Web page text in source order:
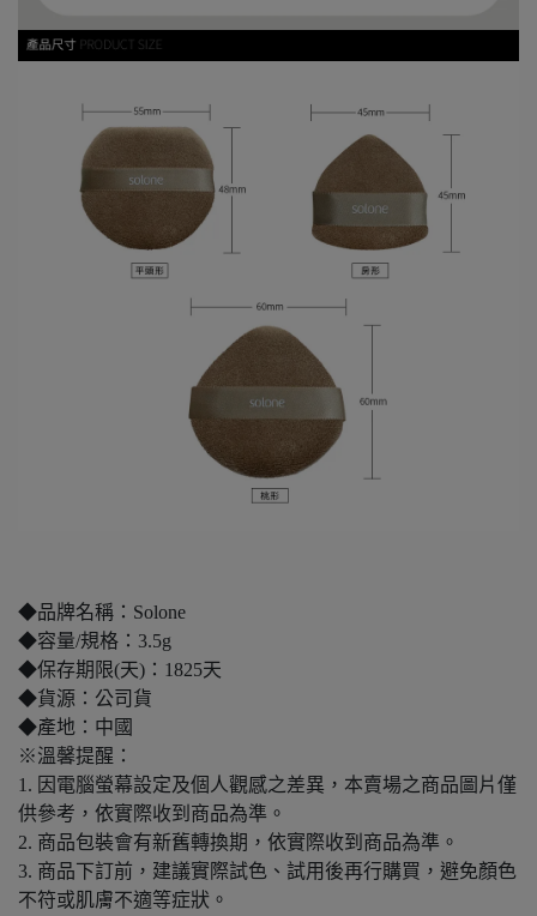
◆品牌名稱：Solone
◆容量/規格：3.5g
◆保存期限(天)：1825天
◆貨源：公司貨
◆產地：中國
※溫馨提醒：
1. 因電腦螢幕設定及個人觀感之差異，本賣場之商品圖片僅
供參考，依實際收到商品為準。
2. 商品包裝會有新舊轉換期，依實際收到商品為準。
3. 商品下訂前，建議實際試色、試用後再行購買，避免顏色
不符或肌膚不適等症狀。